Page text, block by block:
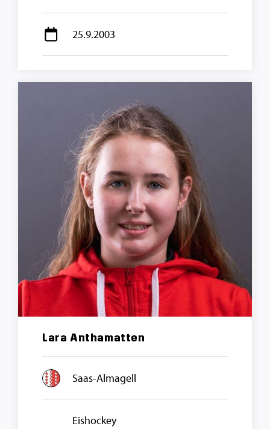
25.9.2003
Lara Anthamatten
Saas-Almagell
Eishockey